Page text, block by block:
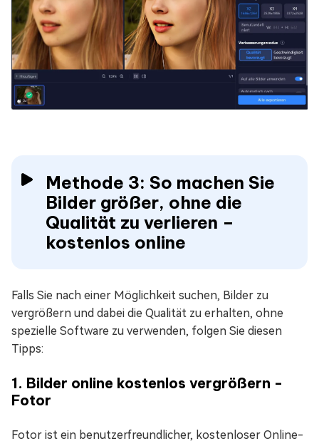
Methode 3: So machen Sie
Bilder größer, ohne die
Qualität zu verlieren –
kostenlos online
Falls Sie nach einer Möglichkeit suchen, Bilder zu
vergrößern und dabei die Qualität zu erhalten, ohne
spezielle Software zu verwenden, folgen Sie diesen
Tipps:
1. Bilder online kostenlos vergrößern -
Fotor
Fotor ist ein benutzerfreundlicher, kostenloser Online-